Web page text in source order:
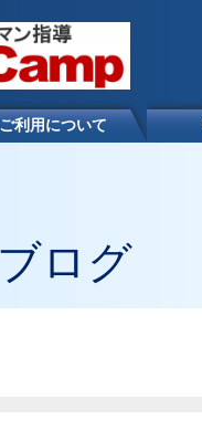
ご利用について
ログ